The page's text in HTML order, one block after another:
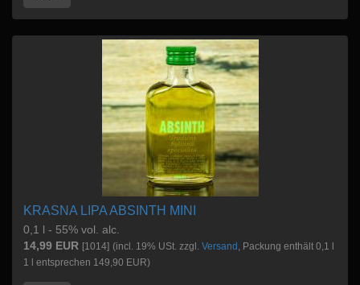
KRASNA LIPA ABSINTH MINI
0,1 l - 55% vol. alc.
14,99 EUR [1014] (incl. 19% USt. zzgl. Versand , Packung enthält 0,1 l
1 l entsprechen 149,90 EUR)